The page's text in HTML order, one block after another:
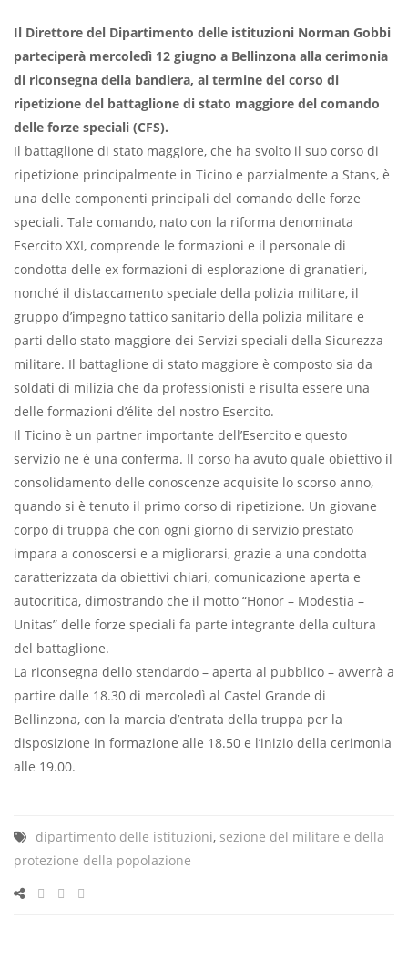
Il Direttore del Dipartimento delle istituzioni Norman Gobbi
parteciperà mercoledì 12 giugno a Bellinzona alla cerimonia
di riconsegna della bandiera, al termine del corso di
ripetizione del battaglione di stato maggiore del comando
delle forze speciali (CFS).
Il battaglione di stato maggiore, che ha svolto il suo corso di
ripetizione principalmente in Ticino e parzialmente a Stans, è
una delle componenti principali del comando delle forze
speciali. Tale comando, nato con la riforma denominata
Esercito XXI, comprende le formazioni e il personale di
condotta delle ex formazioni di esplorazione di granatieri,
nonché il distaccamento speciale della polizia militare, il
gruppo d’impegno tattico sanitario della polizia militare e
parti dello stato maggiore dei Servizi speciali della Sicurezza
militare. Il battaglione di stato maggiore è composto sia da
soldati di milizia che da professionisti e risulta essere una
delle formazioni d’élite del nostro Esercito.
Il Ticino è un partner importante dell’Esercito e questo
servizio ne è una conferma. Il corso ha avuto quale obiettivo il
consolidamento delle conoscenze acquisite lo scorso anno,
quando si è tenuto il primo corso di ripetizione. Un giovane
corpo di truppa che con ogni giorno di servizio prestato
impara a conoscersi e a migliorarsi, grazie a una condotta
caratterizzata da obiettivi chiari, comunicazione aperta e
autocritica, dimostrando che il motto “Honor – Modestia –
Unitas” delle forze speciali fa parte integrante della cultura
del battaglione.
La riconsegna dello stendardo – aperta al pubblico – avverrà a
partire dalle 18.30 di mercoledì al Castel Grande di
Bellinzona, con la marcia d’entrata della truppa per la
disposizione in formazione alle 18.50 e l’inizio della cerimonia
alle 19.00.
dipartimento delle istituzioni, sezione del militare e della
protezione della popolazione